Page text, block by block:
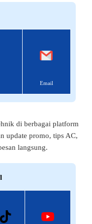
Email
di berbagai platform
update promo, tips AC,
langsung.